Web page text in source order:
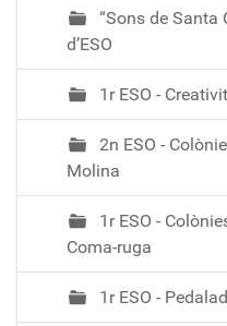
“Sons de Santa
d’ESO
1r ESO -
2n ESO -
Molina
1r ESO -
Coma-ruga
1r ESO -